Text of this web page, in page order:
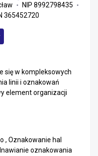
NIP 8992798435
365452720
się w kompleksowych
linii i oznakowań
element organizacji
, Oznakowanie hal
oznakowania